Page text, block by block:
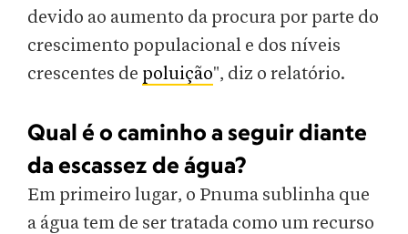
devido ao aumento da procura por parte do
crescimento populacional e dos níveis
crescentes de poluição", diz o relatório.
Qual é o caminho a seguir diante
da escassez de água?
Em primeiro lugar, o Pnuma sublinha que
a água tem de ser tratada como um recurso